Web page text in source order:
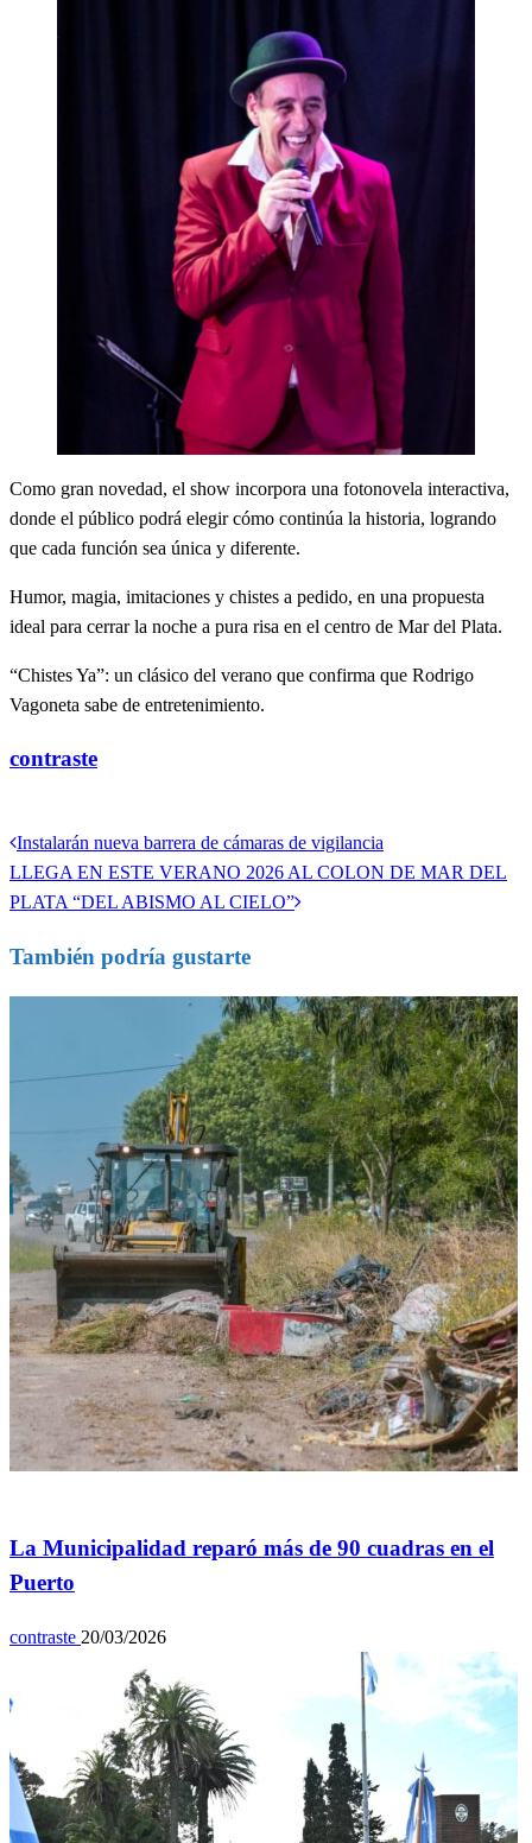
Como gran novedad, el show incorpora una fotonovela interactiva,
donde el público podrá elegir cómo continúa la historia, logrando
que cada función sea única y diferente.
Humor, magia, imitaciones y chistes a pedido, en una propuesta
ideal para cerrar la noche a pura risa en el centro de Mar del Plata.
“Chistes Ya”: un clásico del verano que confirma que Rodrigo
Vagoneta sabe de entretenimiento.
contraste
Navegación
de
Entrada
anterior
Instalarán nueva barrera de cámaras de vigilancia
Entrada
siguiente
LLEGA EN ESTE VERANO 2026 AL COLON DE MAR DEL
PLATA “DEL ABISMO AL CIELO”
También podría gustarte
La Municipalidad reparó más de 90 cuadras en el
Puerto
contraste 20/03/2026